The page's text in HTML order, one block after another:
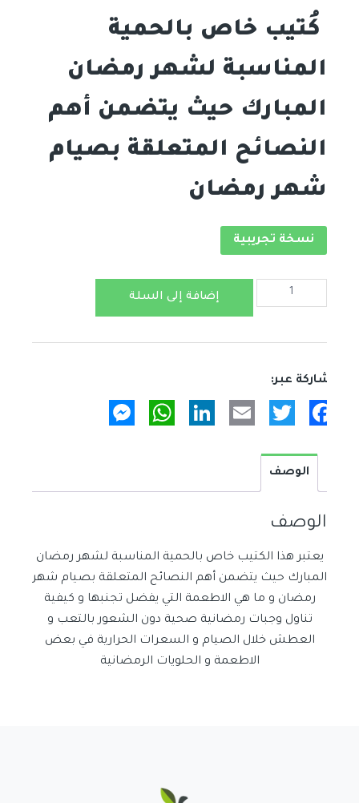
كُتيب خاص بالحمية
المناسبة لشهر رمضان
المبارك حيث يتضمن أهم
النصائح المتعلقة بصيام
شهر رمضان
نسخة تجريبية
نصائح
شهر
المبارك
إضافة إلى السلة
Facebook
Twitter
LinkedIn
WhatsApp
الوصف
الوصف
يعتبر هذا الكتيب خاص بالحمية المناسبة لشهر رمضان
المبارك حيث يتضمن أهم النصائح المتعلقة بصيام شهر
رمضان و ما هي الاطعمة التي يفضل تجنبها و كيفية
تناول وجبات رمضانية صحية دون الشعور بالتعب و
العطش خلال الصيام و السعرات الحرارية في بعض
الاطعمة و الحلويات الرمضانية